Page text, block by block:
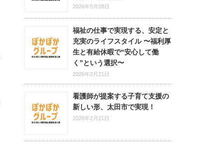
2026年5月28日
福祉の仕事で実現する、安定と
充実のライフスタイル 〜福利厚
生と有給休暇で“安心して働
く”という選択〜
2026年2月21日
看護師が提案する子育て支援の
新しい形、太田市で実現！
2026年2月21日